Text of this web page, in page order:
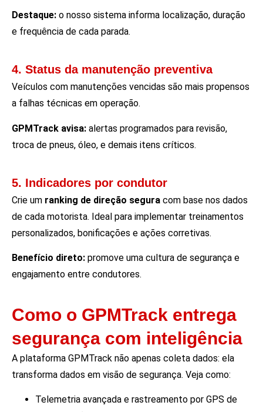
Destaque: o nosso sistema informa localização, duração
e frequência de cada parada.
4. Status da manutenção preventiva
Veículos com manutenções vencidas são mais propensos
a falhas técnicas em operação.
GPMTrack avisa: alertas programados para revisão,
troca de pneus, óleo, e demais itens críticos.
5. Indicadores por condutor
Crie um ranking de direção segura com base nos dados
de cada motorista. Ideal para implementar treinamentos
personalizados, bonificações e ações corretivas.
Benefício direto: promove uma cultura de segurança e
engajamento entre condutores.
Como o GPMTrack entrega
segurança com inteligência
A plataforma GPMTrack não apenas coleta dados: ela
transforma dados em visão de segurança. Veja como:
Telemetria avançada e rastreamento por GPS de